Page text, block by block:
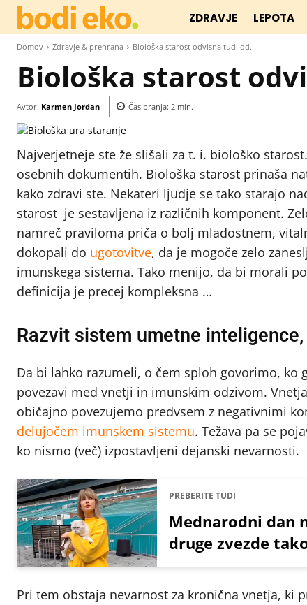
ZDRAVJE LEPOTA
Domov Zdravje & prehrana Biološka starost odvisna tudi od...
Biološka starost
Avtor: Karmen Jordan Čas branja: 2 min.
Najverjetneje ste že slišali za t. i. biološko
osebnih dokumentih. Biološka starost prinaša
kako zdravi ste. Nekateri ljudje se tako starajo
starost je sestavljena iz različnih komponent.
namreč praviloma priča o bolj mladostnem,
dokopali do ugotovitve, da je mogoče zelo
imunskega sistema. Tako menijo, da bi morali
definicija je precej kompleksna …
Razvit sistem umetne
Da bi lahko razumeli, o čem sploh govorimo,
povezavi med vnetji in imunskim odzivom.
običajno povezujemo predvsem z negativnimi
delujočem imunskem sistemu. Težava pa se
ko nismo (več) izpostavljeni dejanski nevarnosti.
PREBERITE TUDI
Mednarodni dan
druge zvezde
Pri tem obstaja nevarnost za kronična vnetja, ki